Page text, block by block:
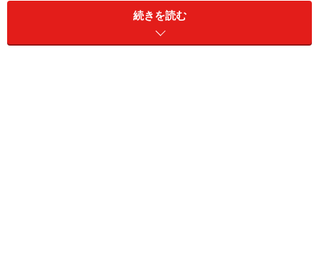
続きを読む